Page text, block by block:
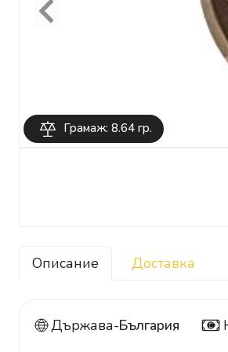
Грамаж: 8.64 гр.
Previous
Описание Доставка
Държава-България 100